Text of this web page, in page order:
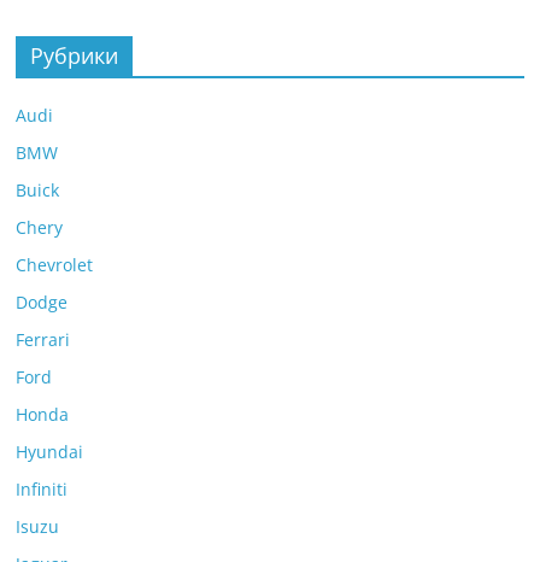
Рубрики
Audi
BMW
Buick
Chery
Chevrolet
Dodge
Ferrari
Ford
Honda
Hyundai
Infiniti
Isuzu